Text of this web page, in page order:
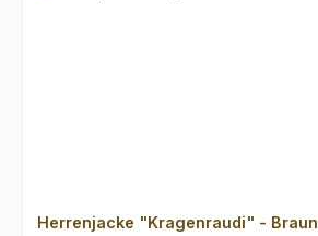
Herrenjacke "Kragenraudi" - Braun